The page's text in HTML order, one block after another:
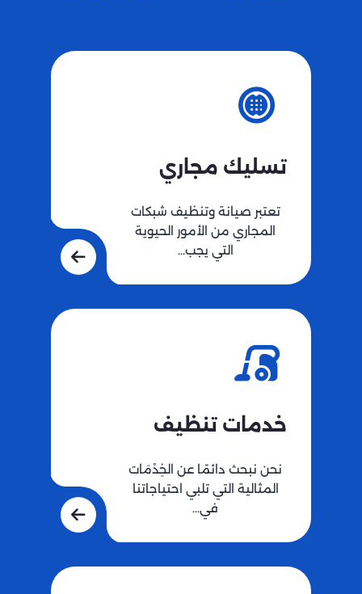
تسليك مجاري
تعتبر صيانة وتنظيف شبكات
المجاري من الأمور الحيوية
التي يجب…
خدمات تنظيف
نحن نبحث دائمًا عن الخِدْمَات
المثالية التي تلبي احتياجاتنا
في…